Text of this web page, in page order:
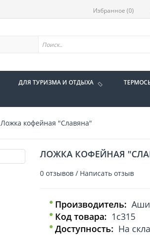
Избранное (0)
ДЛЯ ТУРИЗМА И ОТДЫХА
Ложка кофейная "Славяна"
ЛОЖКА КОФЕЙНАЯ
0 отзывов/ Написать отзыв
Производитель:
Код товара: 1с315
Доступность: На